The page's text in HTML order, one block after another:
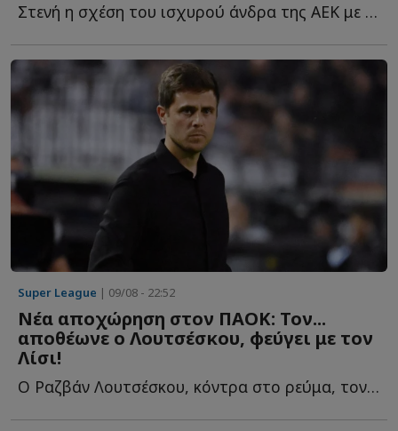
Στενή η σχέση του ισχυρού άνδρα της ΑΕΚ με το ακριτικό ν...
Super League | 09/08 - 22:52
Νέα αποχώρηση στον ΠΑΟΚ: Τον...
αποθέωνε ο Λουτσέσκου, φεύγει με τον
Λίσι!
Ο Ραζβάν Λουτσέσκου, κόντρα στο ρεύμα, τον είχε χαρακτηρίσει ω...